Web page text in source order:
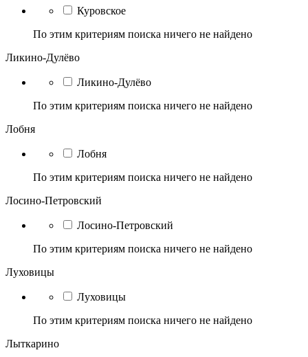
Куровское
По этим критериям поиска ничего не найдено
Ликино-Дулёво
Ликино-Дулёво
По этим критериям поиска ничего не найдено
Лобня
Лобня
По этим критериям поиска ничего не найдено
Лосино-Петровский
Лосино-Петровский
По этим критериям поиска ничего не найдено
Луховицы
Луховицы
По этим критериям поиска ничего не найдено
Лыткарино